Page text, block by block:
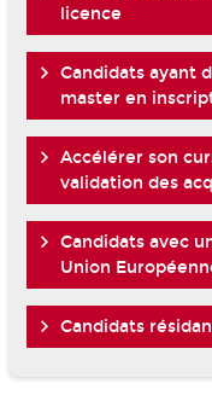
licence
Candidats ayant
master en
Accélérer son
validation des
Candidats avec
Union
Candidats